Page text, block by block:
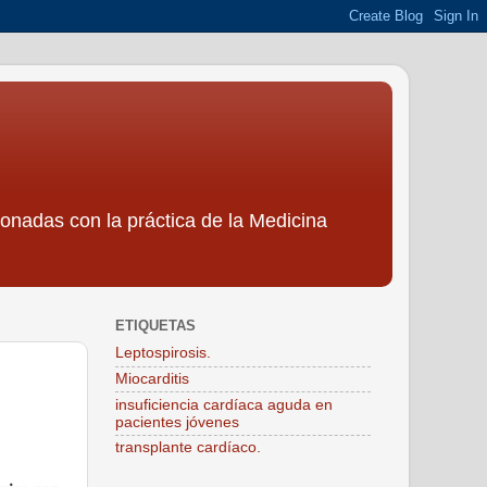
con la práctica de la Medicina
ETIQUETAS
Leptospirosis.
Miocarditis
insuficiencia cardíaca aguda en
pacientes jóvenes
transplante cardíaco.